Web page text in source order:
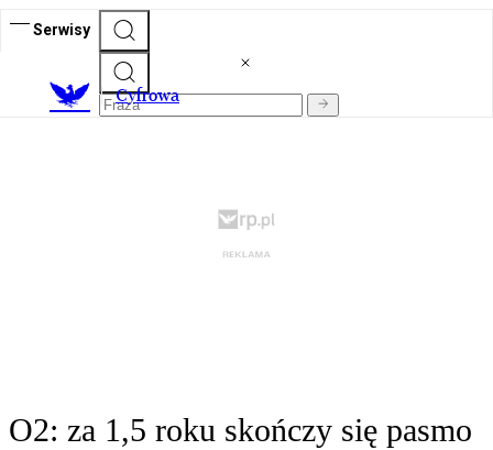
Serwisy
Cyfrowa
O2: za 1,5 roku skończy się pasmo